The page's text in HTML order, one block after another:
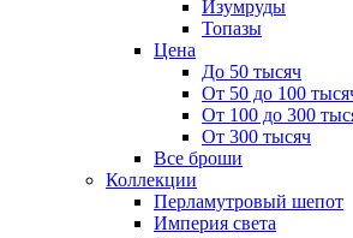
Изумруды
Топазы
Цена
До 50 тысяч
От 50 до 100
От 100 до 300
От 300 тысяч
Все броши
Коллекции
Перламутровый шепот
Империя света